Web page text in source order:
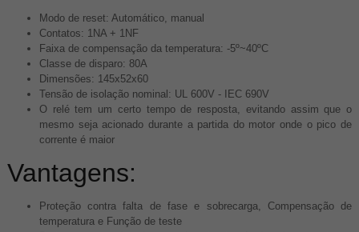
Modo de reset: Automático, manual
Contatos: 1NA + 1NF
Faixa de compensação da temperatura: -5º~40ºC
Classe de disparo: 80A
Dimensões: 145x52x60
Tensão de isolação nominal: UL 600V - IEC 690V
O relé tem um certo tempo de resposta, evitando assim que o
mesmo seja acionado durante a partida do motor onde o pico de
corrente é maior
Vantagens:
Proteção contra falta de fase e sobrecarga, Compensação de
temperatura e Função de teste